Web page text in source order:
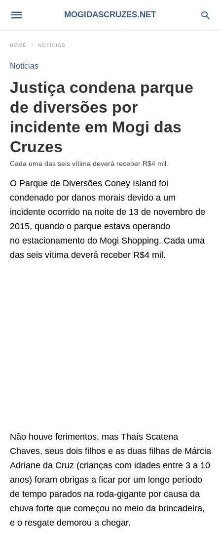
MOGIDASCRUZES.NET
HOME NOTÍCIAS
Notícias
Justiça condena parque
de diversões por
incidente em Mogi das
Cruzes
Cada uma das seis vítima deverá receber R$4 mil.
O Parque de Diversões Coney Island foi
condenado por danos morais devido a um
incidente ocorrido na noite de 13 de novembro de
2015, quando o parque estava operando
no estacionamento do Mogi Shopping. Cada uma
das seis vítima deverá receber R$4 mil.
Não houve ferimentos, mas Thaís Scatena
Chaves, seus dois filhos e as duas filhas de Márcia
Adriane da Cruz (crianças com idades entre 3 a 10
anos) foram obrigas a ficar por um longo período
de tempo parados na roda-gigante por causa da
chuva forte que começou no meio da brincadeira,
e o resgate demorou a chegar.